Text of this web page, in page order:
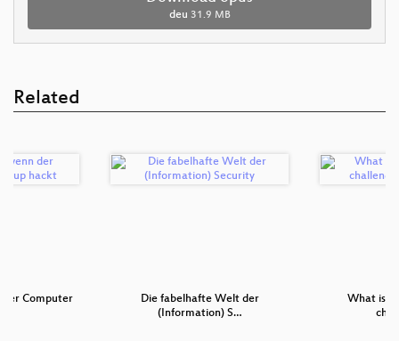
deu 31.9 MB
Related
der Computer
Die fabelhafte Welt der
(Information) S…
What is